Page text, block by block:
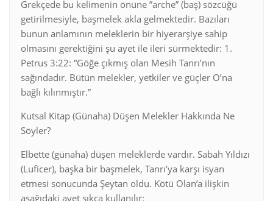
Grekçede bu kelimenin önüne ”arche” (baş) sözcüğü
getirilmesiyle, başmelek akla gelmektedir. Bazıları
bunun anlamının meleklerin bir hiyerarşiye sahip
olmasını gerektiğini şu ayet ile ileri sürmektedir: 1.
Petrus 3:22: “Göğe çıkmış olan Mesih Tanrı’nın
sağındadır. Bütün melekler, yetkiler ve güçler O’na
bağlı kılınmıştır.”
Kutsal Kitap (Günaha) Düşen Melekler Hakkında Ne
Söyler?
Elbette (günaha) düşen meleklerde vardır. Sabah Yıldızı
(Luficer), başka bir başmelek, Tanrı’ya karşı isyan
etmesi sonucunda Şeytan oldu. Kötü Olan’a ilişkin
aşağıdaki ayet sıkça kullanılır: